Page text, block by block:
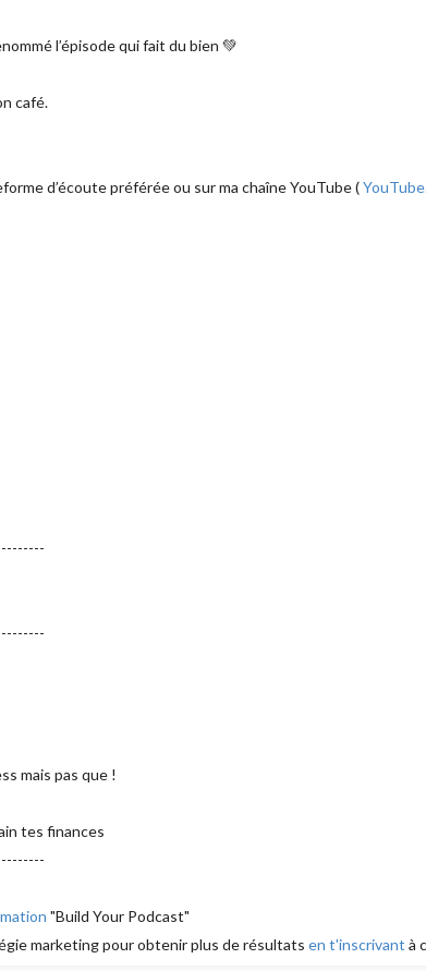
l’épisode qui fait du bien 💚
café.
d’écoute préférée ou sur ma chaîne YouTube (
mais pas que !
tes finances
"Build Your Podcast"
marketing pour obtenir plus de résultats en t'inscrivant à